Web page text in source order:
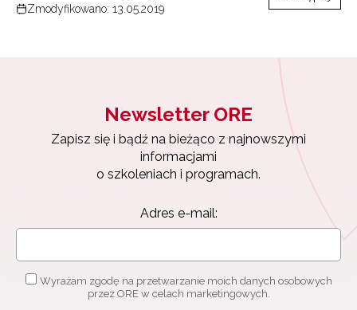
Zmodyfikowano: 13.05.2019
Newsletter ORE
Zapisz się i bądź na bieżąco z najnowszymi
informacjami
o szkoleniach i programach.
Adres e-mail:
Wyrażam zgodę na przetwarzanie moich danych osobowych
przez ORE w celach marketingowych.